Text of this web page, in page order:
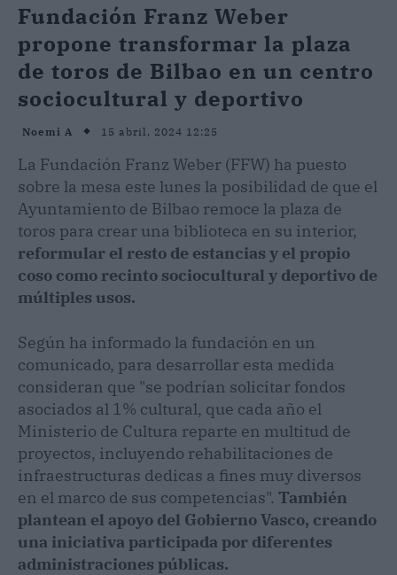
Fundación Franz Weber
propone transformar la plaza
de toros de Bilbao en un centro
sociocultural y deportivo
Noemi A 15 abril, 2024 12:25
La Fundación Franz Weber (FFW) ha puesto
sobre la mesa este lunes la posibilidad de que el
Ayuntamiento de Bilbao remoce la plaza de
toros para crear una biblioteca en su interior,
reformular el resto de estancias y el propio
coso como recinto sociocultural y deportivo de
múltiples usos.
Según ha informado la fundación en un
comunicado, para desarrollar esta medida
consideran que "se podrían solicitar fondos
asociados al 1% cultural, que cada año el
Ministerio de Cultura reparte en multitud de
proyectos, incluyendo rehabilitaciones de
infraestructuras dedicas a fines muy diversos
en el marco de sus competencias". También
plantean el apoyo del Gobierno Vasco, creando
una iniciativa participada por diferentes
administraciones públicas.